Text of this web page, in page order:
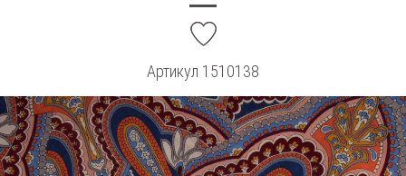
Артикул 1510138